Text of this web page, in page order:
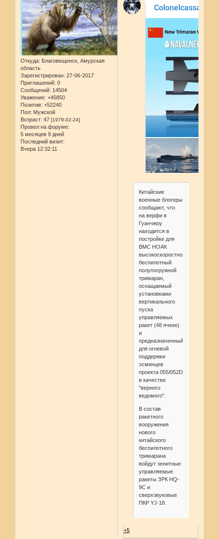
Откуда: Благовещенск, Амурская
область
Зарегистрирован: 27-06-2017
Приглашений: 0
Сообщений: 14504
Уважение: +45850
Позитив: +52240
Пол: Мужской
Возраст: 47 [1979-02-24]
Провел на форуме:
5 месяцев 9 дней
Последний визит:
Вчера 12:32:11
Китайские
военные блогеры
сообщают, что
на верфи в
Гуанчжоу
находится в
постройке для
ВМС НОАК
высокоскоростной
беспилотный
полупогружной
тримаран,
оснащаемый
установками
вертикального
пуска
управляемых
ракет (48 ячеек)
и
предназначенный
для огневой
поддержки
эсминцев
проекта 055/052D
в качестве
"верного
ведомого".
В состав
ракетного
вооружения
нового
китайского
беспилотного
тримарана
войдут зенитные
управляемые
ракеты ЗРК HQ-
9C и
сверхзвуковые
ПКР YJ-18.
+5